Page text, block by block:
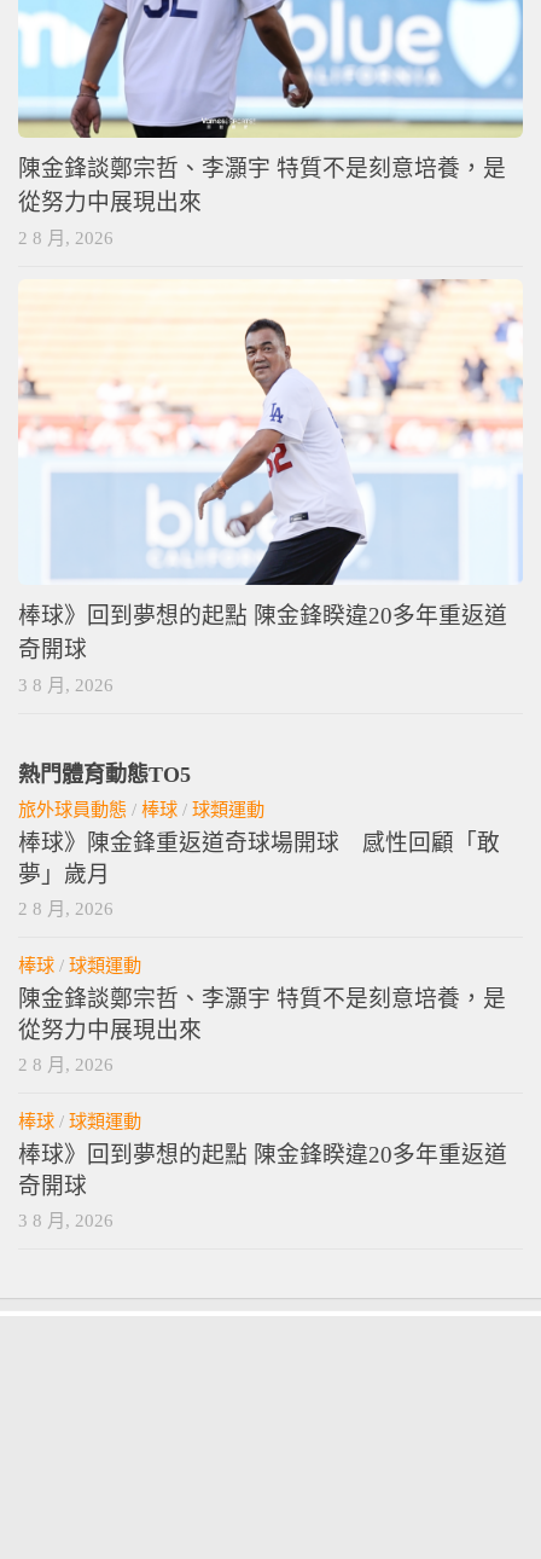
陳金鋒談鄭宗哲、李灝宇 特質不是刻意培養，是
從努力中展現出來
2 8 月, 2026
棒球》回到夢想的起點 陳金鋒睽違20多年重返道
奇開球
3 8 月, 2026
熱門體育動態TO5
旅外球員動態 / 棒球 / 球類運動
棒球》陳金鋒重返道奇球場開球 感性回顧「敢
夢」歲月
2 8 月, 2026
棒球 / 球類運動
陳金鋒談鄭宗哲、李灝宇 特質不是刻意培養，是
從努力中展現出來
2 8 月, 2026
棒球 / 球類運動
棒球》回到夢想的起點 陳金鋒睽違20多年重返道
奇開球
3 8 月, 2026